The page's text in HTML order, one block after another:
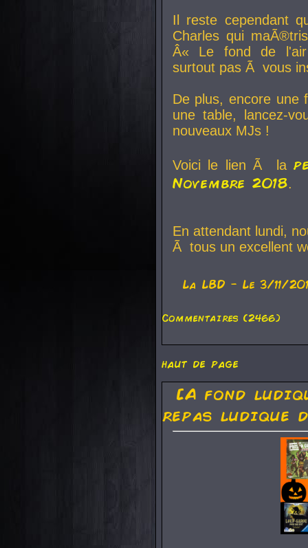
Il reste cependant
Charles qui
Â« Le fond de
surtout pas Ã vous
De plus, encore une
une table, lancez-
nouveaux MJs !
Voici le lien Ã la
Novembre 2018.
En attendant lundi,
Ã tous un excellent
La LBD - Le 3/11/
Commentaires (2466)
haut de page
[A fond
repas ludique